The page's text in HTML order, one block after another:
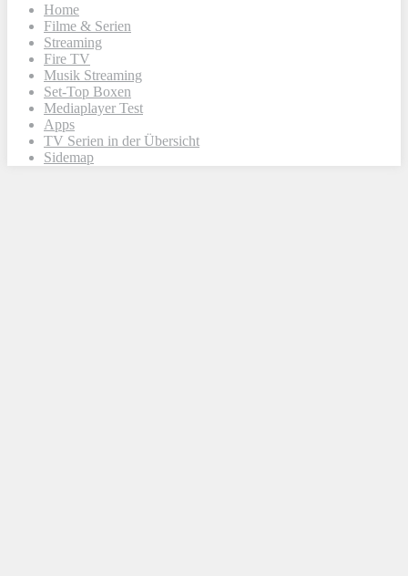
Home
Filme & Serien
Streaming
Fire TV
Musik Streaming
Set-Top Boxen
Mediaplayer Test
Apps
TV Serien in der Übersicht
Sidemap